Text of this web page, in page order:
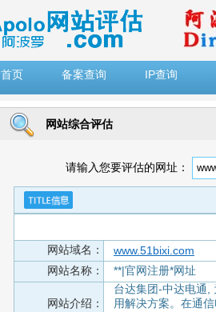
首页
备案查询 IP查询
网站综合评估
请输入您要评估的网址：
网站域名：
www.51bixi.com
网站名称：
**|官网注册*网址
网站介绍：
台达集团-中达电通,
用解决方案。在通